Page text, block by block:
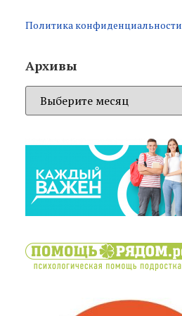
Политика конфиденциальности
Архивы